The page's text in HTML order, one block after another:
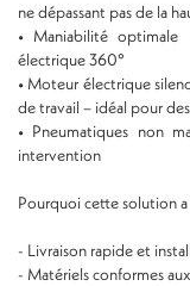
ne dépassant pas de la
• Maniabilité
électrique 360°
• Moteur électrique
de travail – idéal pour
• Pneumatiques non
intervention
Pourquoi cette solution
- Livraison rapide et
- Matériels conformes